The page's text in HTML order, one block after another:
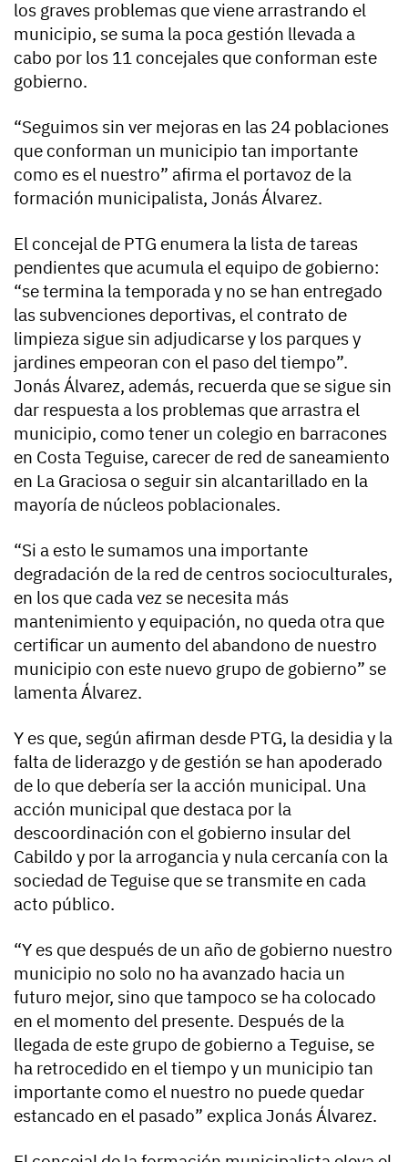
los graves problemas que viene arrastrando el
municipio, se suma la poca gestión llevada a
cabo por los 11 concejales que conforman este
gobierno.
“Seguimos sin ver mejoras en las 24 poblaciones
que conforman un municipio tan importante
como es el nuestro” afirma el portavoz de la
formación municipalista, Jonás Álvarez.
El concejal de PTG enumera la lista de tareas
pendientes que acumula el equipo de gobierno:
“se termina la temporada y no se han entregado
las subvenciones deportivas, el contrato de
limpieza sigue sin adjudicarse y los parques y
jardines empeoran con el paso del tiempo”.
Jonás Álvarez, además, recuerda que se sigue sin
dar respuesta a los problemas que arrastra el
municipio, como tener un colegio en barracones
en Costa Teguise, carecer de red de saneamiento
en La Graciosa o seguir sin alcantarillado en la
mayoría de núcleos poblacionales.
“Si a esto le sumamos una importante
degradación de la red de centros socioculturales,
en los que cada vez se necesita más
mantenimiento y equipación, no queda otra que
certificar un aumento del abandono de nuestro
municipio con este nuevo grupo de gobierno” se
lamenta Álvarez.
Y es que, según afirman desde PTG, la desidia y la
falta de liderazgo y de gestión se han apoderado
de lo que debería ser la acción municipal. Una
acción municipal que destaca por la
descoordinación con el gobierno insular del
Cabildo y por la arrogancia y nula cercanía con la
sociedad de Teguise que se transmite en cada
acto público.
“Y es que después de un año de gobierno nuestro
municipio no solo no ha avanzado hacia un
futuro mejor, sino que tampoco se ha colocado
en el momento del presente. Después de la
llegada de este grupo de gobierno a Teguise, se
ha retrocedido en el tiempo y un municipio tan
importante como el nuestro no puede quedar
estancado en el pasado” explica Jonás Álvarez.